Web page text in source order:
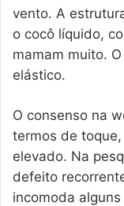
vento. A
o cocô líquido,
mamam muito.
elástico.
O consenso na
termos de
elevado. Na
defeito
incomoda